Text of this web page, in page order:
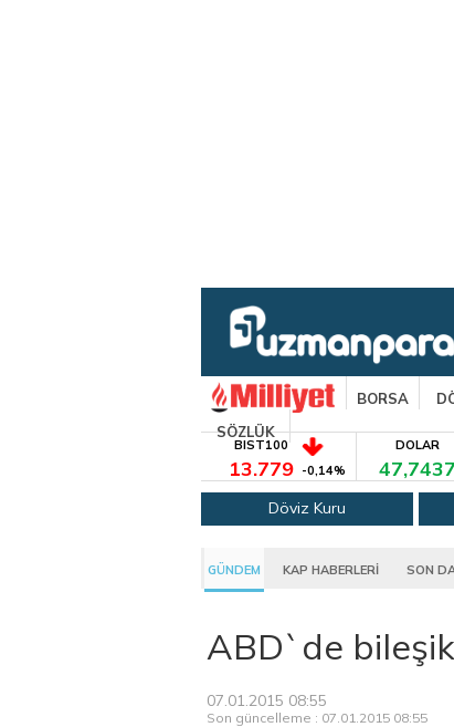
BORSA
SÖZLÜK
BIST100
13.779 -0,14%
DOLAR
47,7437
Döviz Kuru
GÜNDEM KAP HABERLERİ SON
ABD`de
07.01.2015 08:55
Son güncelleme : 07.01.2015 08:55